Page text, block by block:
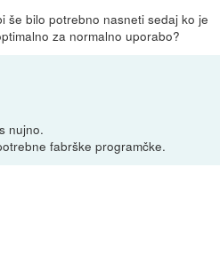
še bilo potrebno nasneti sedaj ko je
za normalno uporabo?
nujno.
fabrške programčke.